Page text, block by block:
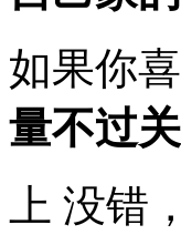
如果你
量不过
上 没错